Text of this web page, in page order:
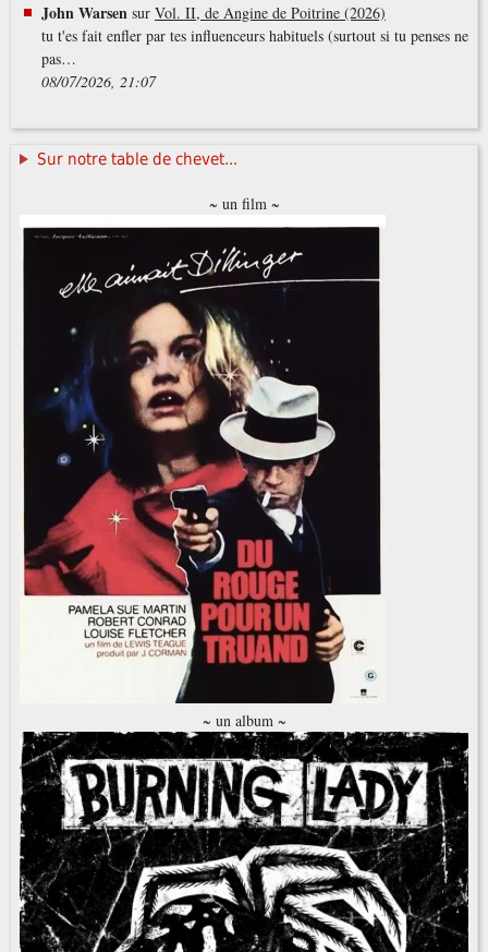
John Warsensur Vol. II, de Angine de Poitrine (2026)
tu t'es fait enfler par tes influenceurs habituels (surtout si tu penses ne
pas…
08/07/2026, 21:07
Sur notre table de chevet...
~ un film ~
~ un album ~